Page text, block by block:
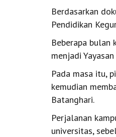
Berdasarkan
Pendidikan
Beberapa bulan
menjadi
Pada masa itu,
kemudian
Batanghari.
Perjalanan
universitas,